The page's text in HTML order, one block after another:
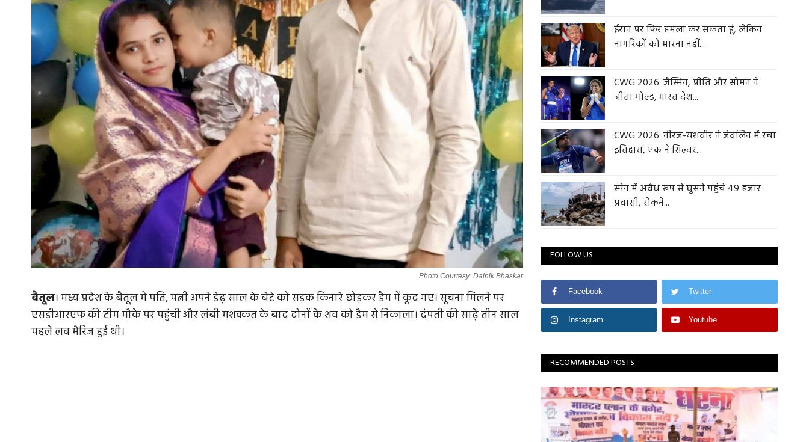
Photo Courtesy: Dainik Bhaskar
बैतूल। मध्य प्रदेश के बैतूल में पति, पत्नी अपने डेढ़ साल के बेटे को सड़क किनारे छोड़कर डैम में कूद गए। सूचना मिलने पर
एसडीआरएफ की टीम मौके पर पहुंची और लंबी मशक्कत के बाद दोनों के शव को डैम से निकाला। दंपती की साढ़े तीन साल
पहले लव मैरिज हुई थी।
ईरान पर फिर हमला कर सकता हूं, लेकिन
नागरिकों को मारना नहीं...
CWG 2026: जैस्मिन, प्रीति और सोमन ने
जीता गोल्ड, भारत देश...
CWG 2026: नीरज-यशवीर ने जेवलिन में रचा
इतिहास, एक ने सिल्वर...
स्पेन में अवैध रूप से घुसने पहुंचे 49 हजार
प्रवासी, रोकने...
FOLLOW US
Facebook Twitter
Instagram Youtube
RECOMMENDED POSTS